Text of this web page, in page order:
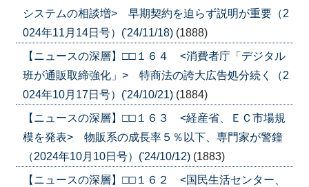
システムの相談増> 早期契約を迫らず説明が重要（2
024年11月14日号）('24/11/18) (1888)
【ニュースの深層】□□１６４ <消費者庁「デジタル
班が通販取締強化」> 特商法の誇大広告処分続く（2
024年10月17日号）('24/10/21) (1884)
【ニュースの深層】□□１６３ <経産省、ＥＣ市場規
模を発表> 物販系の成長率５％以下、専門家が警鐘
（2024年10月10日号）('24/10/12) (1883)
【ニュースの深層】□□１６２ <国民生活センター、